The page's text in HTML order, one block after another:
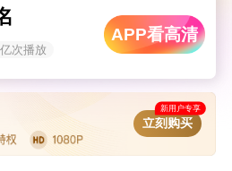
次播放
APP看高清
新用户专享
立刻购买